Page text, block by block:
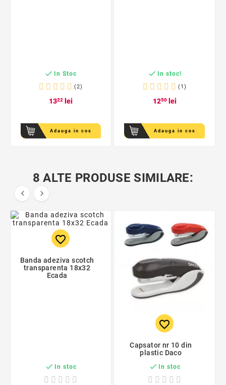
 In Stoc
(2)
1322lei
Adauga in cos
 In stoc!
(1)
1250lei
Adauga in cos
8 ALTE PRODUSE SIMILARE:
 
favorite_border
Banda adeziva scotch
transparenta 18x32
Ecada
 In stoc
favorite_border
Capsator nr 10 din
plastic Daco
 In stoc